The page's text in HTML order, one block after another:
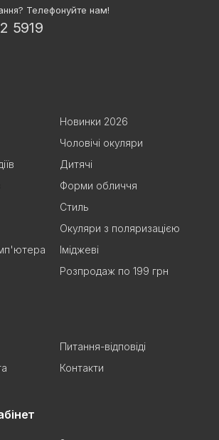
Телефонуйте нам!
5919
Новинки 2026
Чоловічі окуляри
Дитячі
Форми обличчя
Стиль
Окуляри з поляризацією
Іміджеві
Розпродаж по 199 грн
Питання-відповіді
Контакти